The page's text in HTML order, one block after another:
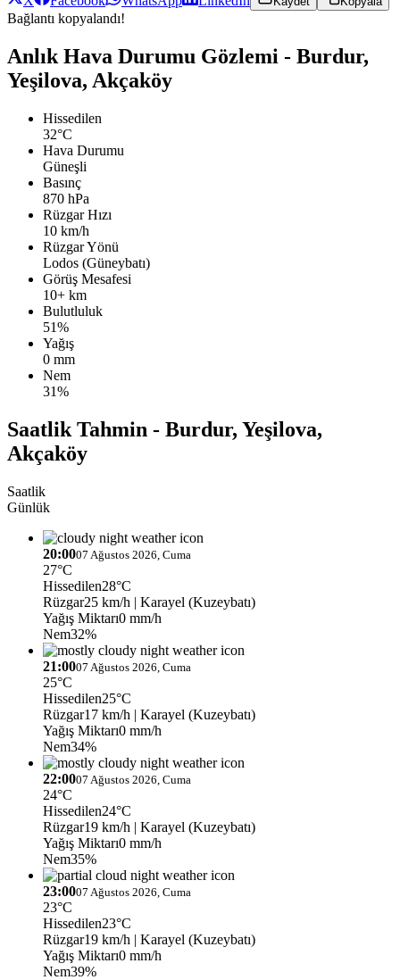
Bağlantı kopyalandı!
Anlık Hava Durumu Gözlemi - Burdur,
Yeşilova, Akçaköy
Hissedilen
32°C
Hava Durumu
Güneşli
Basınç
870 hPa
Rüzgar Hızı
10 km/h
Rüzgar Yönü
Lodos (Güneybatı)
Görüş Mesafesi
10+ km
Bulutluluk
51%
Yağış
0 mm
Nem
31%
Saatlik Tahmin - Burdur, Yeşilova,
Akçaköy
Saatlik
Günlük
20:0007 Ağustos 2026, Cuma
27°C
Hissedilen28°C
Rüzgar25 km/h | Karayel (Kuzeybatı)
Yağış Miktarı0 mm/h
Nem32%
21:0007 Ağustos 2026, Cuma
25°C
Hissedilen25°C
Rüzgar17 km/h | Karayel (Kuzeybatı)
Yağış Miktarı0 mm/h
Nem34%
22:0007 Ağustos 2026, Cuma
24°C
Hissedilen24°C
Rüzgar19 km/h | Karayel (Kuzeybatı)
Yağış Miktarı0 mm/h
Nem35%
23:0007 Ağustos 2026, Cuma
23°C
Hissedilen23°C
Rüzgar19 km/h | Karayel (Kuzeybatı)
Yağış Miktarı0 mm/h
Nem39%